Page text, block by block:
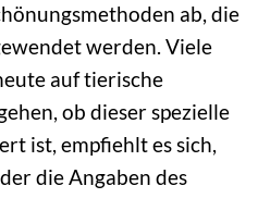
ab, die
werden. Viele
auf tierische
ob dieser spezielle
ist, empfiehlt es sich,
die Angaben des